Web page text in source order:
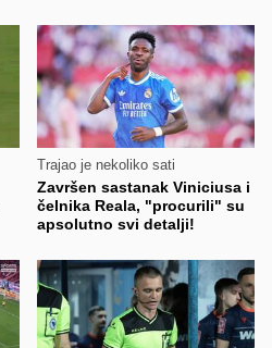
Trajao je nekoliko sati
Završen sastanak Viniciusa i
čelnika Reala, "procurili" su
apsolutno svi detalji!